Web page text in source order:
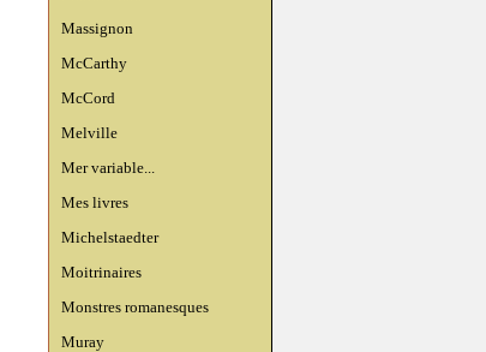
Massignon
McCarthy
McCord
Melville
Mer variable...
Mes livres
Michelstaedter
Moitrinaires
Monstres romanesques
Muray